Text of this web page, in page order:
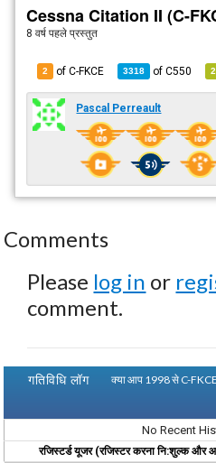
Cessna Citation II (C-
8 वर्ष पहले प्रस्तुत
2 of C-FKCE 3318 ofC550
Pascal Perreault
Comments
Please log in or
comment.
गतिविधि लॉग क्या आप 1998 से C-FKCE
No Recent
रजिस्टर्ड यूजर (रजिस्टर करना नि:शुल्क